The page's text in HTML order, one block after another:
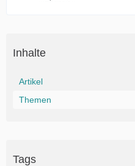
Inhalte
Artikel
Themen
Tags